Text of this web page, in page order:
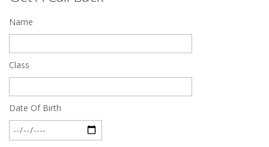
Feb 27 2019
Name
Class
Date Of Birth